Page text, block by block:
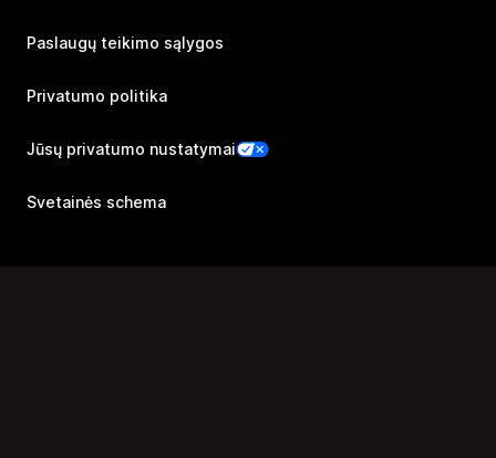
Paslaugų teikimo sąlygos
Privatumo politika
Jūsų privatumo nustatymai
Svetainės schema